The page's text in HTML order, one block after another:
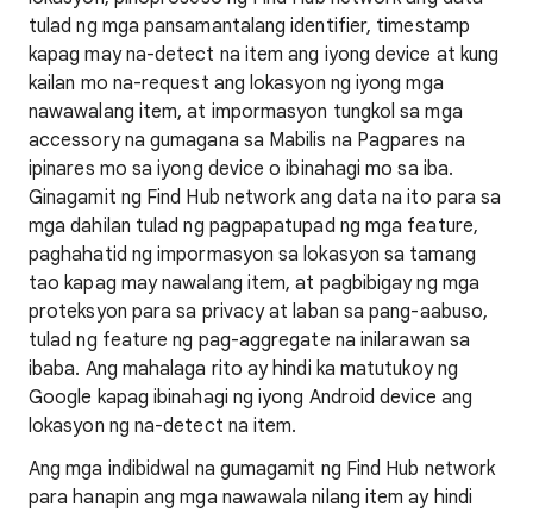
tulad ng mga pansamantalang identifier, timestamp
kapag may na-detect na item ang iyong device at kung
kailan mo na-request ang lokasyon ng iyong mga
nawawalang item, at impormasyon tungkol sa mga
accessory na gumagana sa Mabilis na Pagpares na
ipinares mo sa iyong device o ibinahagi mo sa iba.
Ginagamit ng Find Hub network ang data na ito para sa
mga dahilan tulad ng pagpapatupad ng mga feature,
paghahatid ng impormasyon sa lokasyon sa tamang
tao kapag may nawalang item, at pagbibigay ng mga
proteksyon para sa privacy at laban sa pang-aabuso,
tulad ng feature ng pag-aggregate na inilarawan sa
ibaba. Ang mahalaga rito ay hindi ka matutukoy ng
Google kapag ibinahagi ng iyong Android device ang
lokasyon ng na-detect na item.
Ang mga indibidwal na gumagamit ng Find Hub network
para hanapin ang mga nawawala nilang item ay hindi